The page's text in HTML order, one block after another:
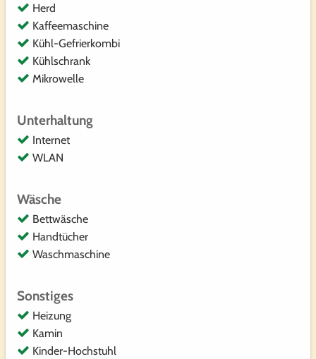
Herd
Kaffeemaschine
Kühl-Gefrierkombi
Kühlschrank
Mikrowelle
Unterhaltung
Internet
WLAN
Wäsche
Bettwäsche
Handtücher
Waschmaschine
Sonstiges
Heizung
Kamin
Kinder-Hochstuhl